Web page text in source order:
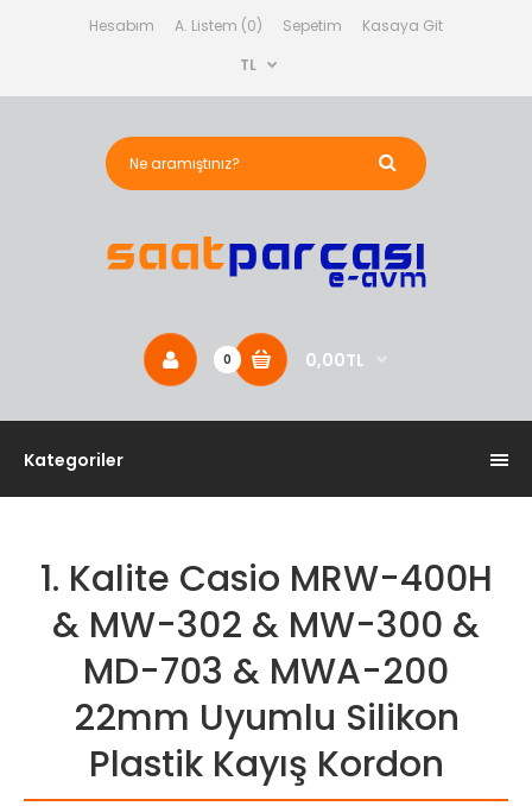
Hesabım A. Listem (0) Sepetim
Kasaya Git
TL
0 0,00TL
Kategoriler
1. Kalite Casio MRW-400H
& MW-302 & MW-300 &
MD-703 & MWA-200
22mm Uyumlu Silikon
Plastik Kayış Kordon